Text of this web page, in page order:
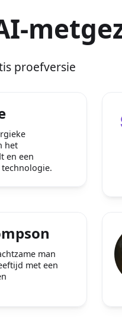
proefversie
het
en een
man
met een